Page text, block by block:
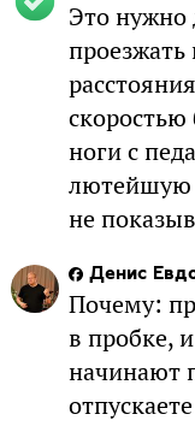
Это нужно
скоростью
ноги с
лютейшую
не
Денис
Почему:
в пробке,
начинают